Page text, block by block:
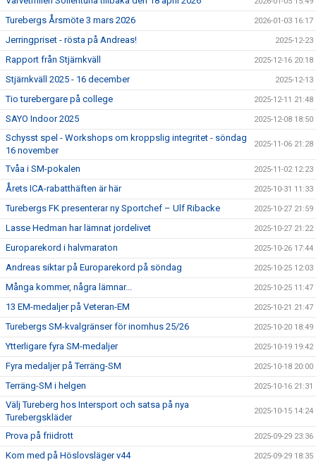
Turebergs Årsmöte 3 mars 2026 2026-01-03 16:17
Jerringpriset - rösta på Andreas! 2025-12-23
Rapport från Stjärnkväll 2025-12-16 20:18
Stjärnkväll 2025 - 16 december 2025-12-13
Tio turebergare på college 2025-12-11 21:48
SAYO Indoor 2025 2025-12-08 18:50
Schysst spel - Workshops om kroppslig integritet - söndag
16 november
2025-11-06 21:28
Tvåa i SM-pokalen 2025-11-02 12:23
Årets ICA-rabatthäften är här 2025-10-31 11:33
Turebergs FK presenterar ny Sportchef – Ulf Ribacke 2025-10-27 21:59
Lasse Hedman har lämnat jordelivet 2025-10-27 21:22
Europarekord i halvmaraton 2025-10-26 17:44
Andreas siktar på Europarekord på söndag 2025-10-25 12:03
Många kommer, några lämnar... 2025-10-25 11:47
13 EM-medaljer på Veteran-EM 2025-10-21 21:47
Turebergs SM-kvalgränser för inomhus 25/26 2025-10-20 18:49
Ytterligare fyra SM-medaljer 2025-10-19 19:42
Fyra medaljer på Terräng-SM 2025-10-18 20:00
Terräng-SM i helgen 2025-10-16 21:31
Välj Tureberg hos Intersport och satsa på nya
Turebergskläder
2025-10-15 14:24
Prova på friidrott 2025-09-29 23:36
Kom med på Höslovsläger v44 2025-09-29 18:35